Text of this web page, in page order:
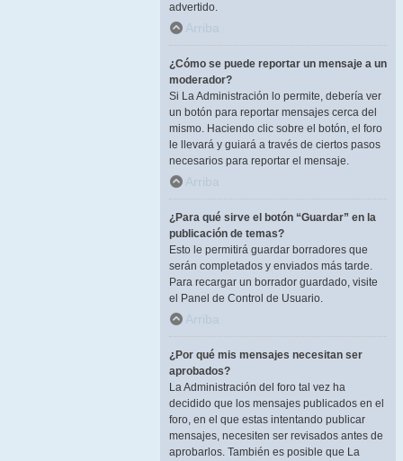
advertido.
Arriba
¿Cómo se puede reportar un mensaje a un
moderador?
Si La Administración lo permite, debería ver
un botón para reportar mensajes cerca del
mismo. Haciendo clic sobre el botón, el foro
le llevará y guiará a través de ciertos pasos
necesarios para reportar el mensaje.
Arriba
¿Para qué sirve el botón “Guardar” en la
publicación de temas?
Esto le permitirá guardar borradores que
serán completados y enviados más tarde.
Para recargar un borrador guardado, visite
el Panel de Control de Usuario.
Arriba
¿Por qué mis mensajes necesitan ser
aprobados?
La Administración del foro tal vez ha
decidido que los mensajes publicados en el
foro, en el que estas intentando publicar
mensajes, necesiten ser revisados antes de
aprobarlos. También es posible que La